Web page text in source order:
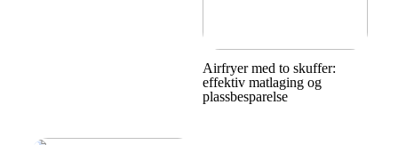
Airfryer med to skuffer:
effektiv matlaging og
plassbesparelse